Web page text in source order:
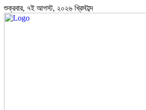
শুক্রবার, ৭ই আগস্ট, ২০২৬ খ্রিস্টাব্দ